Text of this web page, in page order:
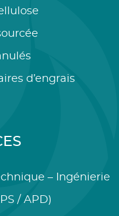
d’engrais
– Ingénierie
/ APD)